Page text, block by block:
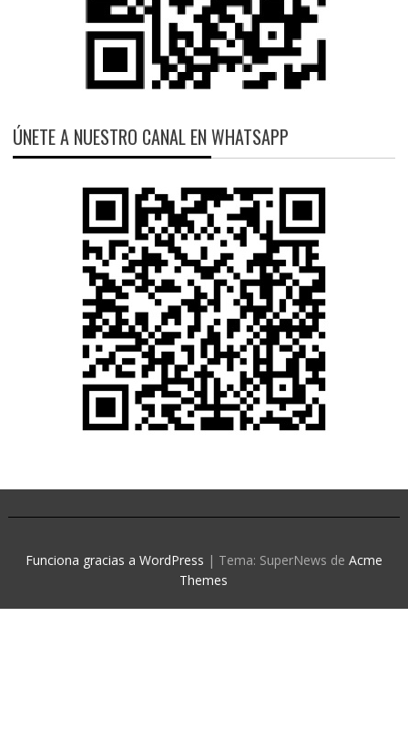
ÚNETE A NUESTRO CANAL EN WHATSAPP
Funciona gracias a WordPress | Tema: SuperNews de Acme
Themes